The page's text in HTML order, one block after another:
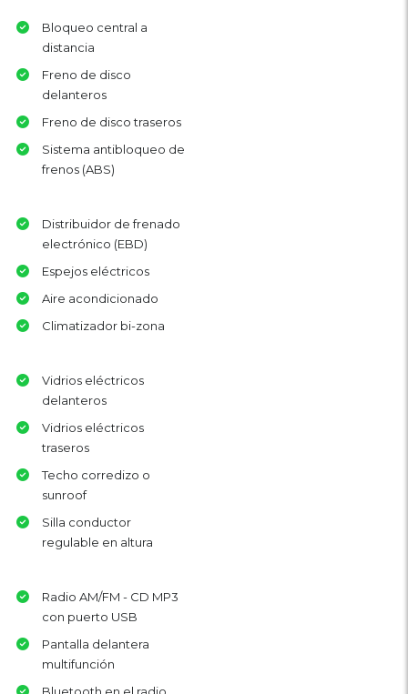
Bloqueo central a
distancia
Freno de disco
delanteros
Freno de disco traseros
Sistema antibloqueo de
frenos (ABS)
Distribuidor de frenado
electrónico (EBD)
Espejos eléctricos
Aire acondicionado
Climatizador bi-zona
Vidrios eléctricos
delanteros
Vidrios eléctricos
traseros
Techo corredizo o
sunroof
Silla conductor
regulable en altura
Radio AM/FM - CD MP3
con puerto USB
Pantalla delantera
multifunción